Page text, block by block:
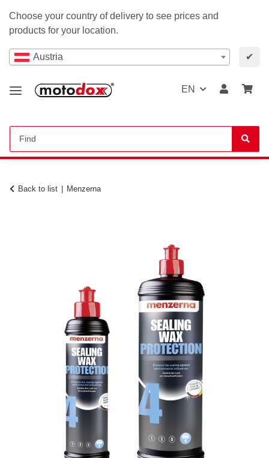
Choose your country of delivery to see prices and
products for your location.
Austria ✔
EN
Back to list Menzerna